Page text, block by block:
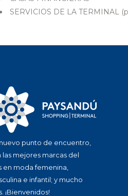
SERVICIOS DE LA TERMINAL
punto de encuentro,
las mejores marcas del
en moda femenina,
e infantil; y mucho
¡Bienvenidos!